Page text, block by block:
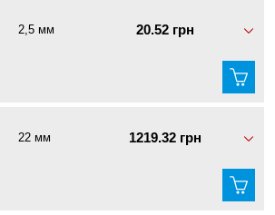
2,5 мм 20.52 грн
22 мм 1219.32 грн